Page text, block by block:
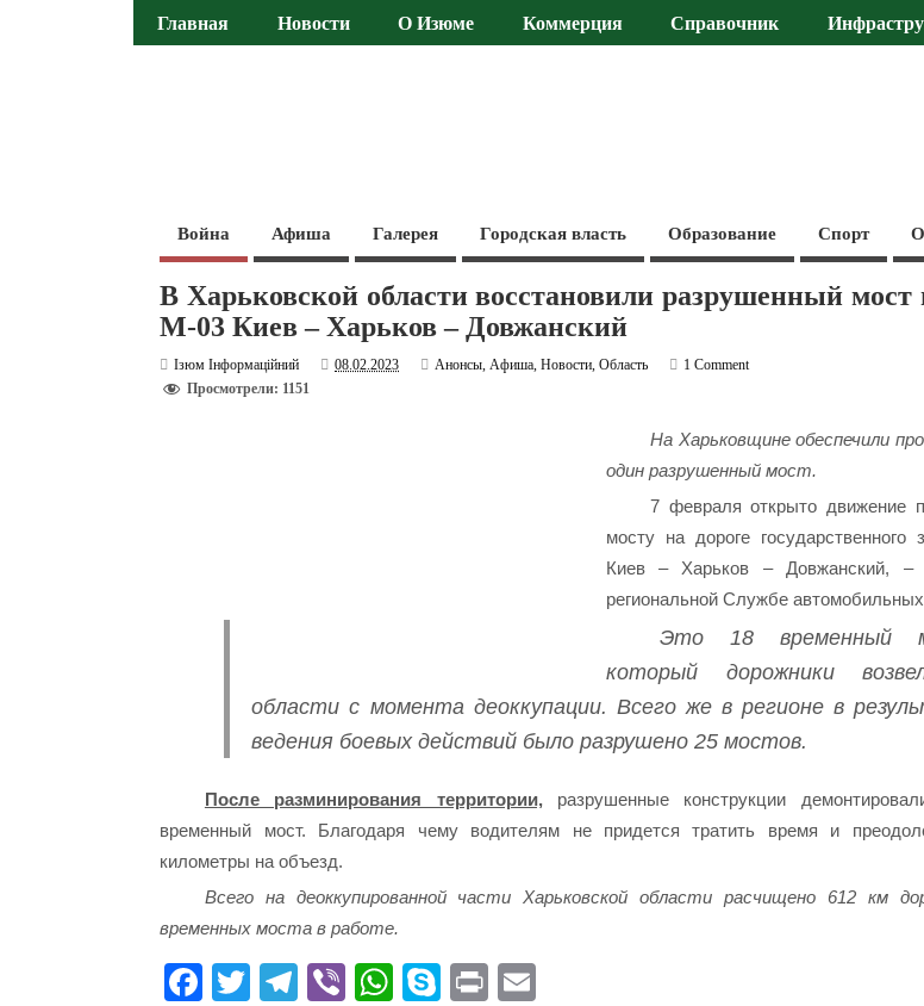
Главная Новости О Изюме Коммерция Справочник
Война Афиша Галерея Городская власть Образование Спорт
В Харьковской области восстановили разрушенный мост
М-03 Киев – Харьков – Довжанский
Ізюм Інформаційний 08.02.2023 Анонсы,Афиша,Новости,Область
1 Comment
Просмотрели: 1151
На Харьковщине обеспечили
один разрушенный мост.
7 февраля открыто движение
мосту на дороге государственного
Киев – Харьков – Довжанский, –
региональной Службе автомобильных
Это 18 временный
который дорожники
области с момента деоккупации. Всего же в регионе в
ведения боевых действий было разрушено 25 мостов.
После разминирования территории,разрушенные конструкции
временный мост. Благодаря чему водителям не придется тратить время и
километры на объезд.
Всего на деоккупированной части Харьковской области расчищено 612 км
временных моста в работе.
Fa T
Te Vi
W
S
Pr